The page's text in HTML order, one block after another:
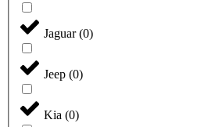
Jaguar(0)
Jeep (0)
Kia (0)